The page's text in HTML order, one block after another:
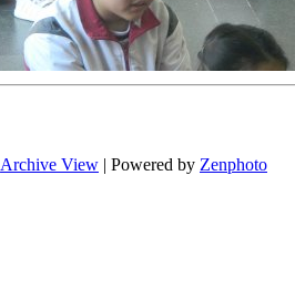
Archive View | Powered by Zenphoto